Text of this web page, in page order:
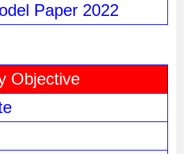
Paper 2022
Objective